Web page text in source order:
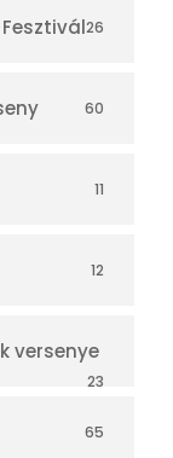
26
60
11
12
versenye
23
65